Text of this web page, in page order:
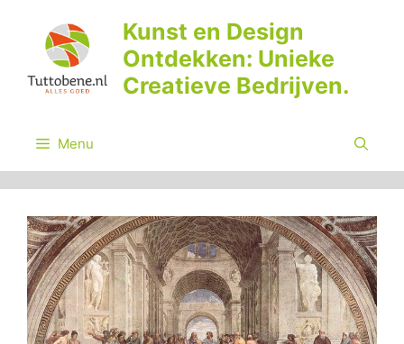
inhoud
Kunst en Design
Ontdekken: Unieke
Creatieve Bedrijven.
Menu